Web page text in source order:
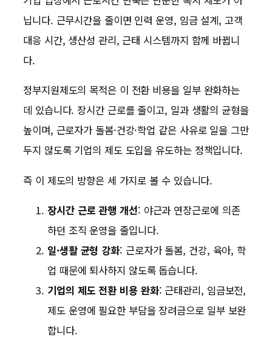
닙니다. 근무시간을 줄이면 인력 운영, 임금 설계, 고객
대응 시간, 생산성 관리, 근태 시스템까지 함께 바뀝니
다.
정부지원제도의 목적은 이 전환 비용을 일부 완화하는
데 있습니다. 장시간 근로를 줄이고, 일과 생활의 균형을
높이며, 근로자가 돌봄·건강·학업 같은 사유로 일을 그만
두지 않도록 기업의 제도 도입을 유도하는 정책입니다.
즉 이 제도의 방향은 세 가지로 볼 수 있습니다.
장시간 근로 관행 개선: 야근과 연장근로에 의존
하던 조직 운영을 줄입니다.
일·생활 균형 강화: 근로자가 돌봄, 건강, 육아, 학
업 때문에 퇴사하지 않도록 돕습니다.
기업의 제도 전환 비용 완화: 근태관리, 임금보전,
제도 운영에 필요한 부담을 장려금으로 일부 보완
합니다.